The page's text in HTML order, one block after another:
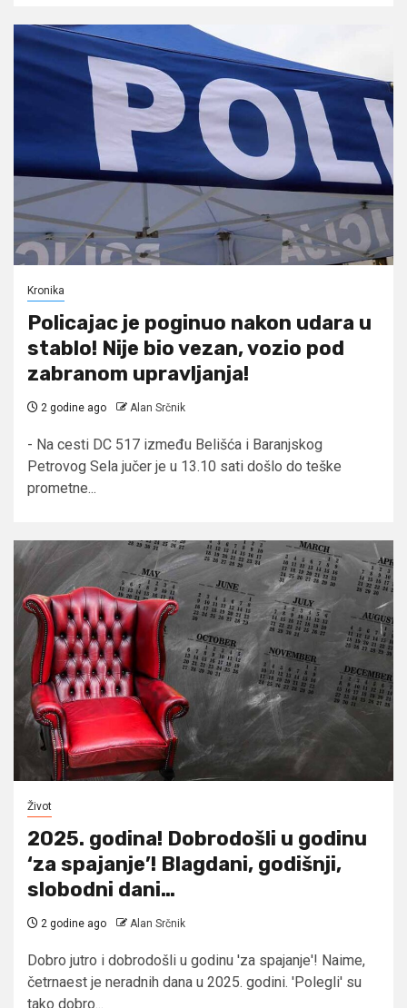
Kronika
Policajac je poginuo nakon udara u
stablo! Nije bio vezan, vozio pod
zabranom upravljanja!
2 godine ago Alan Srčnik
- Na cesti DC 517 između Belišća i Baranjskog
Petrovog Sela jučer je u 13.10 sati došlo do teške
prometne...
Život
2025. godina! Dobrodošli u godinu
‘za spajanje’! Blagdani, godišnji,
slobodni dani…
2 godine ago Alan Srčnik
Dobro jutro i dobrodošli u godinu 'za spajanje'! Naime,
četrnaest je neradnih dana u 2025. godini. 'Polegli' su
tako dobro...